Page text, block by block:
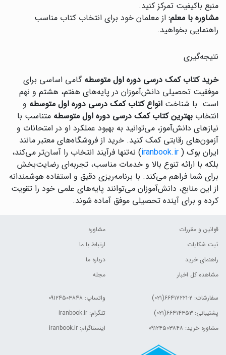
منبع باکیفیت تمرکز کنید.
مشاوره با معلم: از معلمان خود برای انتخاب کتاب مناسب
راهنمایی بخواهید.
نتیجه‌گیری
خرید کتاب کمک درسی دوره اول متوسطه گامی اساسی برای
موفقیت تحصیلی دانش‌آموزان در پایه‌های هفتم، هشتم و نهم
است. با شناخت انواع کتاب کمک درسی دوره اول متوسطه و
انتخاب بهترین کتاب کمک درسی دوره اول متوسطه متناسب با
نیازهای دانش‌آموز، می‌توانید به بهبود عملکرد او در امتحانات و
آزمون‌های رقابتی کمک کنید. خرید از فروشگاه‌های معتبر مانند
ایران بوک ( iranbook.ir) نه‌تنها فرآیند انتخاب را آسان‌تر می‌کند،
بلکه با ارائه تنوع بالا و خدمات مناسب، تجربه‌ای رضایت‌بخش
برای شما فراهم می‌کند. با برنامه‌ریزی دقیق و استفاده هوشمندانه
از این منابع، دانش‌آموزان می‌توانند پایه‌های علمی خود را تقویت
کرده و برای آینده تحصیلی موفق آماده شوند.
قوانین و مقررات
ثبت شکایات
راهنمای خرید
مشاهده کل اخبار
مشاوره
ارتباط با ما
درباره ما
مجله
سفارشات: ۲-۶۶۴۱۷۲۲۱(۰۲۱)
پشتیبانی: ۶۶۴۱۴۳۵۳(۰۲۱)
مشاوره خرید: ۰۹۱۲۴۵۰۳۸۴۸
واتساپ: ۰۹۱۲۴۵۰۳۸۴۸
تلگرام: iranbook.ir
اینستاگرام: iranbook.ir